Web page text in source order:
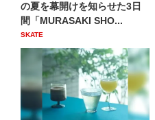
の夏を幕開けを知らせた3日
間「MURASAKI SHO...
SKATE